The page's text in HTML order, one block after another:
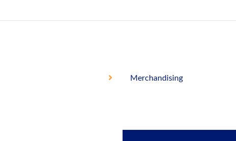
Merchandising